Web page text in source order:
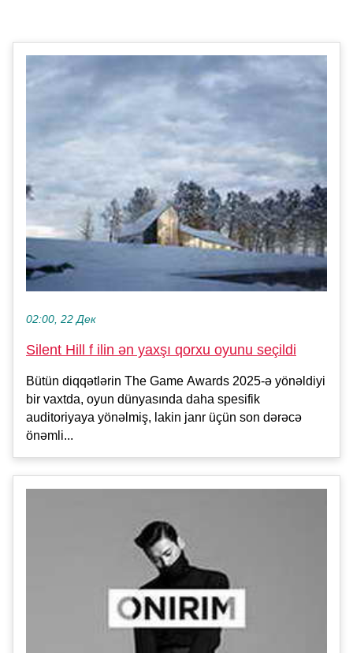
02:00, 22 Дек
Silent Hill f ilin ən yaxşı qorxu oyunu seçildi
Bütün diqqətlərin The Game Awards 2025-ə yönəldiyi
bir vaxtda, oyun dünyasında daha spesifik
auditoriyaya yönəlmiş, lakin janr üçün son dərəcə
önəmli...